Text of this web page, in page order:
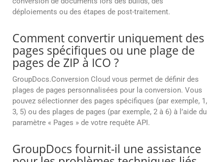
déploiements ou des étapes de post-traitement.
Comment convertir uniquement des
pages spécifiques ou une plage de
pages de ZIP à ICO ?
GroupDocs.Conversion Cloud vous permet de définir des
plages de pages personnalisées pour la conversion. Vous
pouvez sélectionner des pages spécifiques (par exemple, 1,
3, 5) ou des plages de pages (par exemple, 2 à 6) à l’aide du
paramètre « Pages » de votre requête API.
GroupDocs fournit-il une assistance